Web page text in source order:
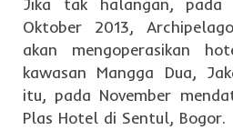
Jika tak halangan, pada
Oktober 2013,
akan mengoperasikan
kawasan Mangga Dua,
itu, pada November
Plas Hotel di Sentul, Bogor.